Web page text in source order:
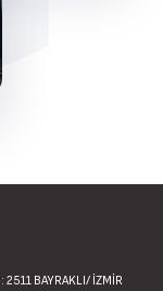
2511 BAYRAKLI/ İZMİR